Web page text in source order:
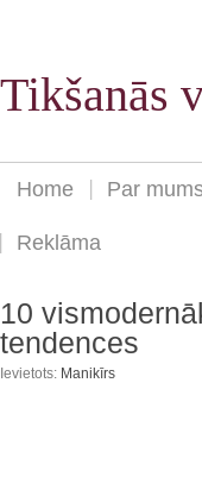
Tikšanās
Home Par
Reklāma
10
tendences
Ievietots: Manikīrs